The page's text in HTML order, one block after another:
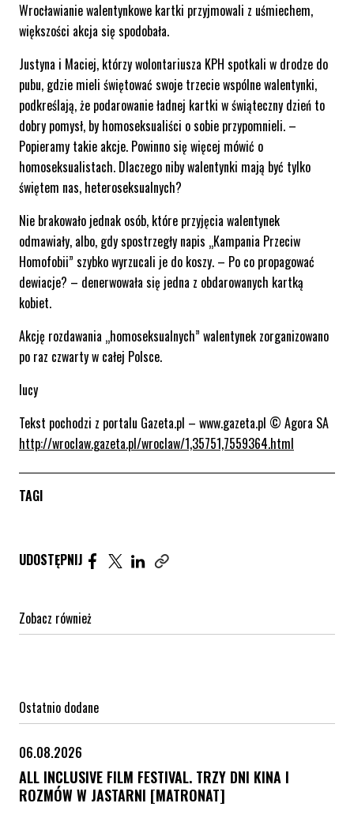
Wrocławianie walentynkowe kartki przyjmowali z uśmiechem,
większości akcja się spodobała.
Justyna i Maciej, którzy wolontariusza KPH spotkali w drodze do
pubu, gdzie mieli świętować swoje trzecie wspólne walentynki,
podkreślają, że podarowanie ładnej kartki w świąteczny dzień to
dobry pomysł, by homoseksualiści o sobie przypomnieli. –
Popieramy takie akcje. Powinno się więcej mówić o
homoseksualistach. Dlaczego niby walentynki mają być tylko
świętem nas, heteroseksualnych?
Nie brakowało jednak osób, które przyjęcia walentynek
odmawiały, albo, gdy spostrzegły napis „Kampania Przeciw
Homofobii” szybko wyrzucali je do koszy. – Po co propagować
dewiacje? – denerwowała się jedna z obdarowanych kartką
kobiet.
Akcję rozdawania „homoseksualnych” walentynek zorganizowano
po raz czwarty w całej Polsce.
lucy
Tekst pochodzi z portalu Gazeta.pl – www.gazeta.pl © Agora SA
http://wroclaw.gazeta.pl/wroclaw/1,35751,7559364.html
TAGI
UDOSTĘPNIJ Udostępnij artykuł na Facebook. Strona otwiera się
Udostępnij artykuł na Twitter. Strona otwiera
Udostępnij artykuł na Linkedin. Strona
Zobacz również
Ostatnio dodane
06.08.2026
ALL INCLUSIVE FILM FESTIVAL. TRZY DNI KINA I
ROZMÓW W JASTARNI [MATRONAT]